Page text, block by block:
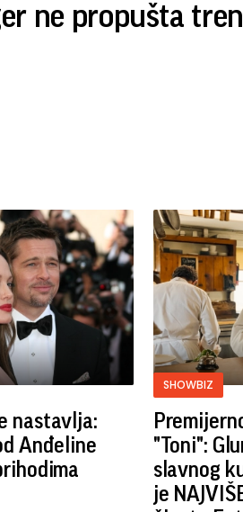
ne propušta
nastavlja:
Anđeline
SHOWBIZ
"Toni":
slavnog
je